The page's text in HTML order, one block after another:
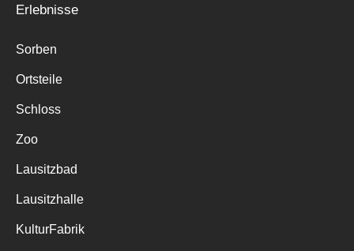
Erlebnisse
Sorben
Ortsteile
Schloss
Zoo
Lausitzbad
Lausitzhalle
KulturFabrik